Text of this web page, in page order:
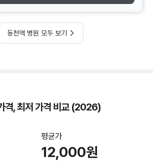
동천역 병원 모두 보기
격, 최저 가격 비교 (2026)
평균가
12,000원